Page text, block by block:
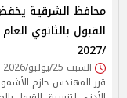
محافظ الشرقية
/2027
السبت 25/يوليو/2026 - 06:30 م
قرر المهندس حازم